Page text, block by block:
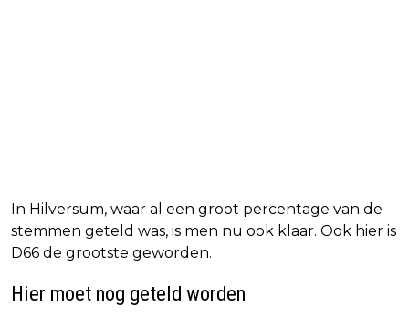
In Hilversum, waar al een groot percentage van de
stemmen geteld was, is men nu ook klaar. Ook hier is
D66 de grootste geworden.
Hier moet nog geteld worden